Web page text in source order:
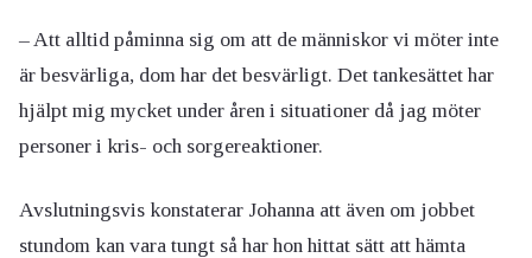
– Att alltid påminna sig om att de människor vi möter inte
är besvärliga, dom har det besvärligt. Det tankesättet har
hjälpt mig mycket under åren i situationer då jag möter
personer i kris- och sorgereaktioner.
Avslutningsvis konstaterar Johanna att även om jobbet
stundom kan vara tungt så har hon hittat sätt att hämta